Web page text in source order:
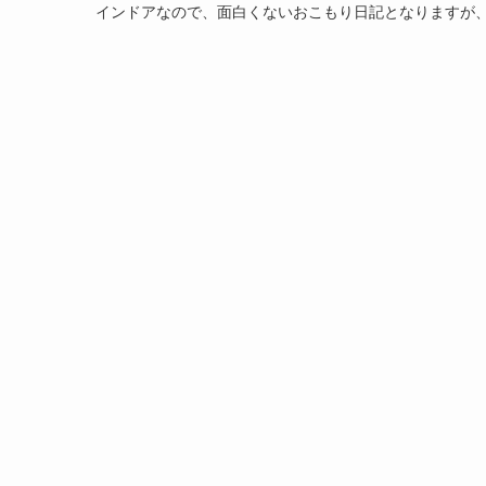
インドアなので、面白くないおこもり日記となりますが